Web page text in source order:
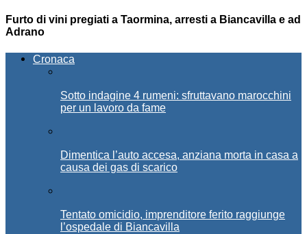
Furto di vini pregiati a Taormina, arresti a Biancavilla e ad
Adrano
Cronaca
Sotto indagine 4 rumeni: sfruttavano marocchini
per un lavoro da fame
Dimentica l’auto accesa, anziana morta in casa a
causa dei gas di scarico
Tentato omicidio, imprenditore ferito raggiunge
l’ospedale di Biancavilla